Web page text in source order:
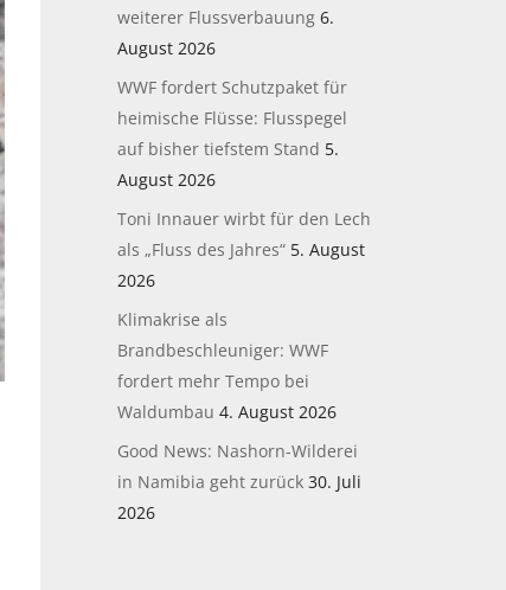
weiterer Flussverbauung 6.
August 2026
WWF fordert Schutzpaket für
heimische Flüsse: Flusspegel
auf bisher tiefstem Stand 5.
August 2026
Toni Innauer wirbt für den Lech
als „Fluss des Jahres“ 5. August
2026
Klimakrise als
Brandbeschleuniger: WWF
fordert mehr Tempo bei
Waldumbau 4. August 2026
Good News: Nashorn-Wilderei
in Namibia geht zurück 30. Juli
2026